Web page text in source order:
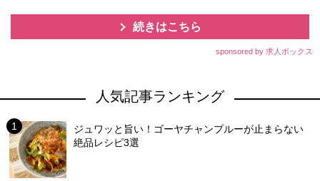
続きはこちら
sponsored by 求人ボックス
人気記事ランキング
ジュワッと旨い！ゴーヤチャンプルーが止まらない
絶品レシピ3選